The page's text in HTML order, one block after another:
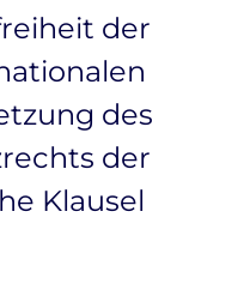
der
des
der
Klausel